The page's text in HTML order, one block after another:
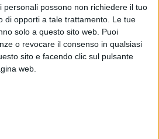
personali possono non richiedere il tuo
di opporti a tale trattamento. Le tue
solo a questo sito web. Puoi
o revocare il consenso in qualsiasi
sito e facendo clic sul pulsante
web.
LIVE ESTATE
LAMBORGHINI
TANKA VILLAGE
VIDEO
RADIO ITALIA
VOI TANKA VILLAGE
2VIDEO